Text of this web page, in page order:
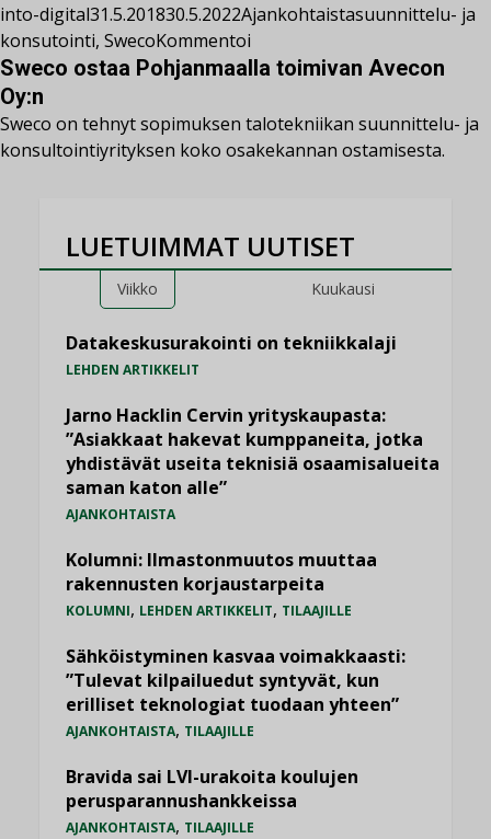
into-digital31.5.201830.5.2022Ajankohtaistasuunnittelu- ja
konsutointi, SwecoKommentoi
Sweco ostaa Pohjanmaalla toimivan Avecon
Oy:n
Sweco on tehnyt sopimuksen talotekniikan suunnittelu- ja
konsultointiyrityksen koko osakekannan ostamisesta.
LUETUIMMAT UUTISET
Viikko Kuukausi
Datakeskusurakointi on tekniikkalaji
LEHDEN ARTIKKELIT
Jarno Hacklin Cervin yrityskaupasta:
”Asiakkaat hakevat kumppaneita, jotka
yhdistävät useita teknisiä osaamisalueita
saman katon alle”
AJANKOHTAISTA
Kolumni: Ilmastonmuutos muuttaa
rakennusten korjaustarpeita
KOLUMNI, LEHDEN ARTIKKELIT, TILAAJILLE
Sähköistyminen kasvaa voimakkaasti:
”Tulevat kilpailuedut syntyvät, kun
erilliset teknologiat tuodaan yhteen”
AJANKOHTAISTA, TILAAJILLE
Bravida sai LVI-urakoita koulujen
perusparannushankkeissa
AJANKOHTAISTA, TILAAJILLE